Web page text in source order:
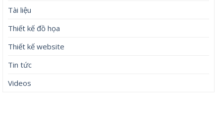
Tài liệu
Thiết kế đồ họa
Thiết kế website
Tin tức
Videos